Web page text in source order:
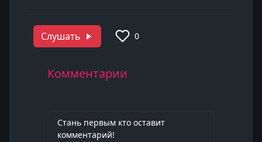
Слушать 0
Комментарии
Стань первым кто оставит
комментарий!